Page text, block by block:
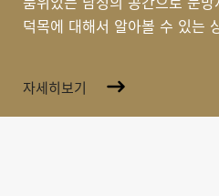
덕목에 대해서 알아볼 수 있는
자세히보기